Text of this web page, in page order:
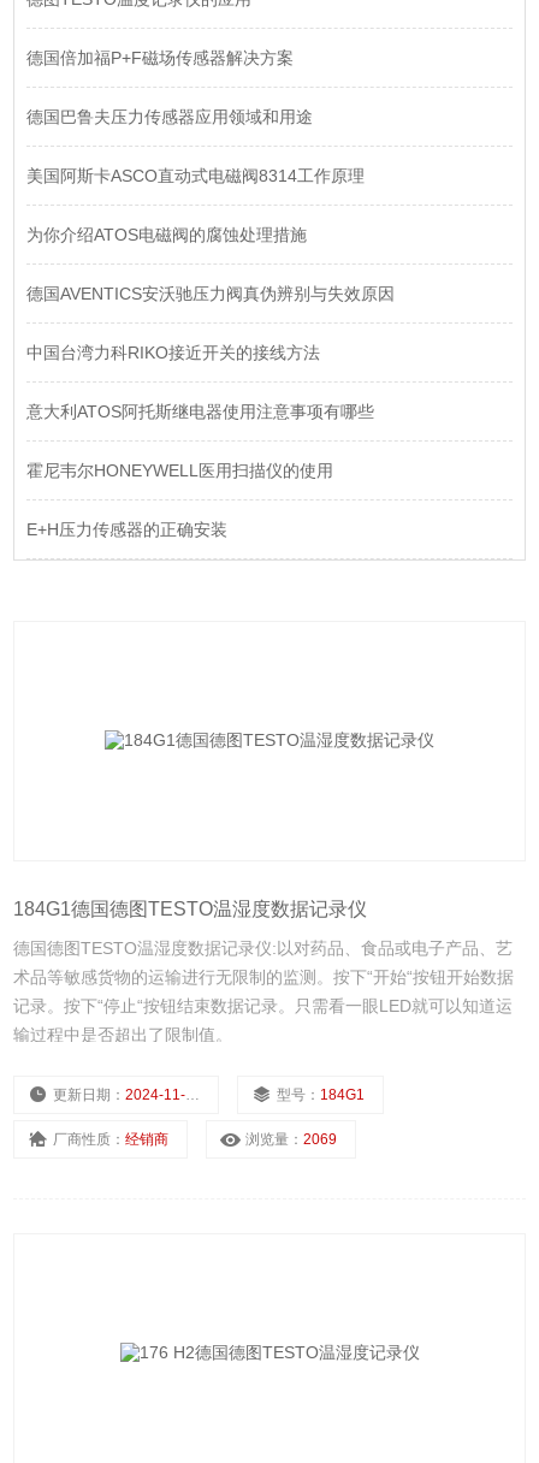
德国倍加福P+F磁场传感器解决方案
德国巴鲁夫压力传感器应用领域和用途
美国阿斯卡ASCO直动式电磁阀8314工作原理
为你介绍ATOS电磁阀的腐蚀处理措施
德国AVENTICS安沃驰压力阀真伪辨别与失效原因
中国台湾力科RIKO接近开关的接线方法
意大利ATOS阿托斯继电器使用注意事项有哪些
霍尼韦尔HONEYWELL医用扫描仪的使用
E+H压力传感器的正确安装
184G1德国德图TESTO温湿度数据记录仪
德国德图TESTO温湿度数据记录仪:以对药品、食品或电子产品、艺
术品等敏感货物的运输进行无限制的监测。按下“开始“按钮开始数据
记录。按下“停止“按钮结束数据记录。只需看一眼LED就可以知道运
输过程中是否超出了限制值。
更新日期：2024-11-25 型号： 184G1
厂商性质：经销商 浏览量：2069